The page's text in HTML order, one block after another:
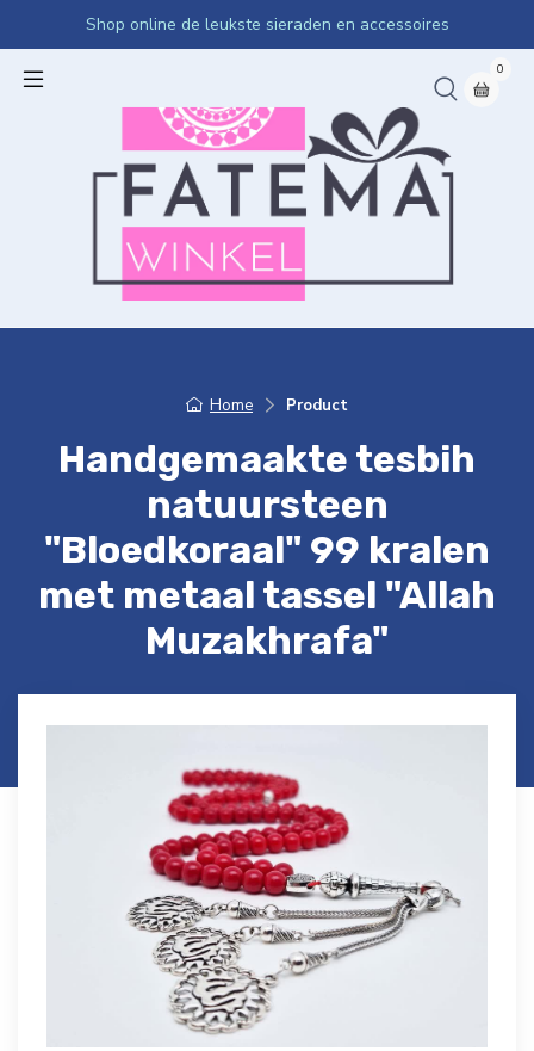
Shop online de leukste sieraden en accessoires
0
Home Product
Handgemaakte tesbih
natuursteen
"Bloedkoraal" 99 kralen
met metaal tassel "Allah
Muzakhrafa"